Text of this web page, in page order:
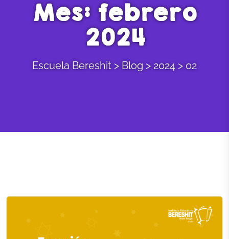
Mes: febrero
2024
Escuela Bereshit > Blog > 2024 > 02